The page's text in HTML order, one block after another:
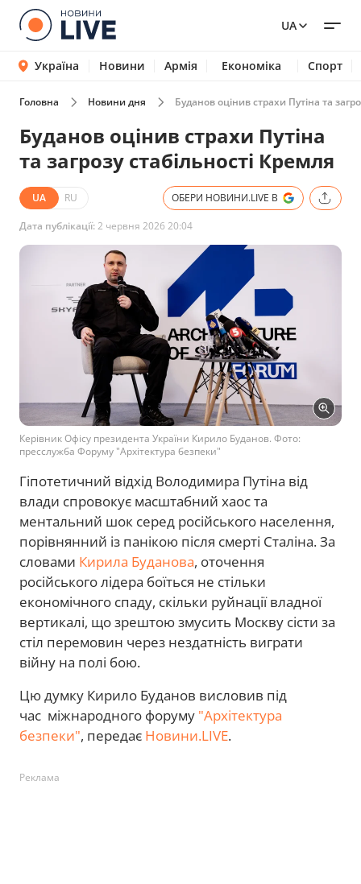
UA
Україна Новини Армія Економіка Спорт
Головна Новини дня Буданов оцінив страхи Путіна та
Буданов оцінив страхи Путіна
та загрозу стабільності Кремля
UA RU ОБЕРИ НОВИНИ.LIVE В
Дата публікації:2 червня 2026 20:04
Керівник Офісу президента України Кирило Буданов. Фото:
пресслужба Форуму "Архітектура безпеки"
Гіпотетичний відхід Володимира Путіна від
влади спровокує масштабний хаос та
ментальний шок серед російського населення,
порівнянний із панікою після смерті Сталіна. За
словами Кирила Буданова, оточення
російського лідера боїться не стільки
економічного спаду, скільки руйнації владної
вертикалі, що зрештою змусить Москву сісти за
стіл перемовин через нездатність виграти
війну на полі бою.
Цю думку Кирило Буданов висловив під
час міжнародного форуму "Архітектура
безпеки", передає Новини.LIVE.
Реклама